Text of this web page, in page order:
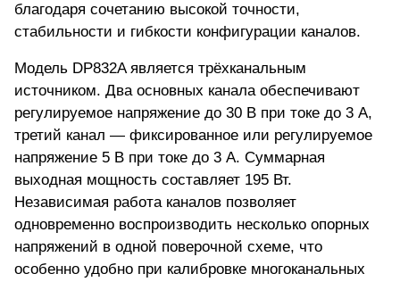
благодаря сочетанию высокой точности,
стабильности и гибкости конфигурации каналов.
Модель DP832A является трёхканальным
источником. Два основных канала обеспечивают
регулируемое напряжение до 30 В при токе до 3 А,
третий канал — фиксированное или регулируемое
напряжение 5 В при токе до 3 А. Суммарная
выходная мощность составляет 195 Вт.
Независимая работа каналов позволяет
одновременно воспроизводить несколько опорных
напряжений в одной поверочной схеме, что
особенно удобно при калибровке многоканальных